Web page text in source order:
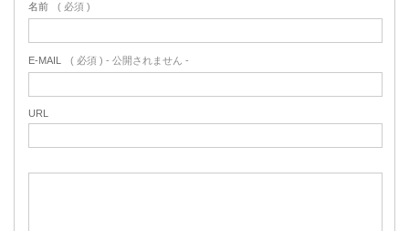
名前 ( 必須 )
E-MAIL ( 必須 ) - 公開されません -
URL